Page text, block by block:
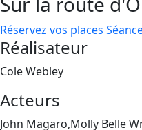
Réservez vos places
Réalisateur
Cole Webley
Acteurs
John Magaro,Molly Belle